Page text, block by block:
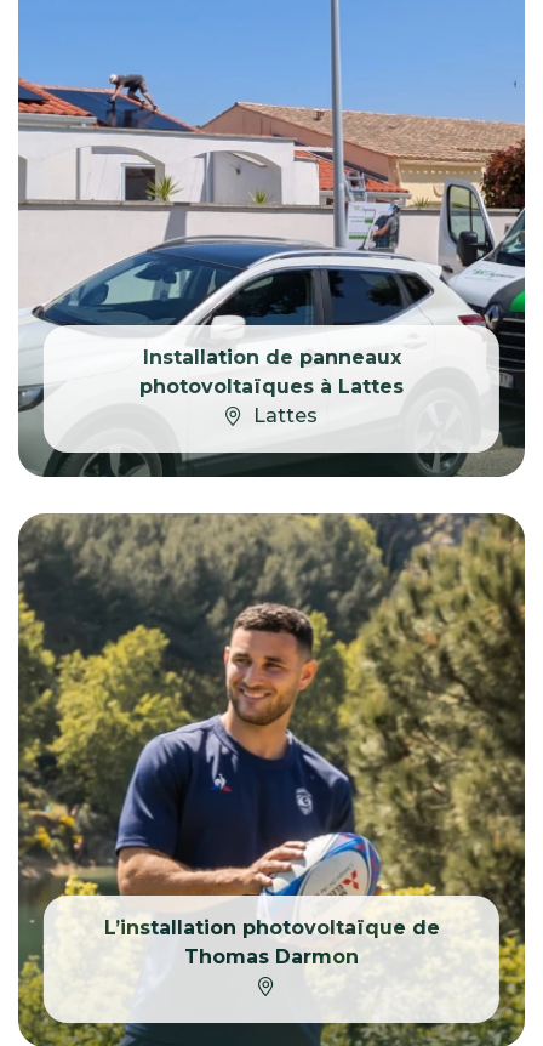
Installation de panneaux
photovoltaïques à Lattes
Lattes
L’installation photovoltaïque de
Thomas Darmon